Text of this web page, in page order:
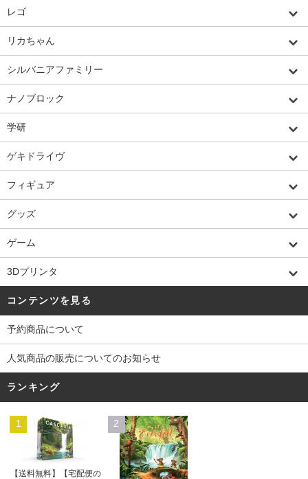
レゴ
リカちゃん
シルバニアファミリー
ナノブロック
学研
ゲキドライヴ
フィギュア
グッズ
ゲーム
3Dプリンタ
コンテンツを見る
予約商品について
人気商品の販売についてのお知らせ
ランキング
1
【送料無料】【宅配便の
2